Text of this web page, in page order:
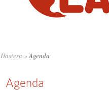
Hasiera »Agenda
Agenda